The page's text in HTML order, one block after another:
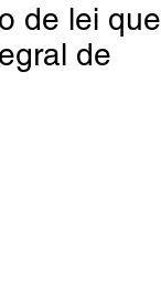
de lei que
de